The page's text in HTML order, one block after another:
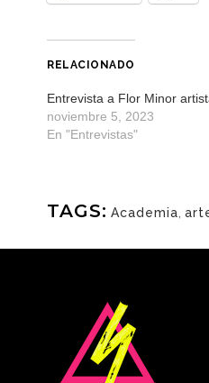
RELACIONADO
Entrevista a Flor Minor
noviembre 5, 2023
En "Entrevistas"
TAGS: Academia,